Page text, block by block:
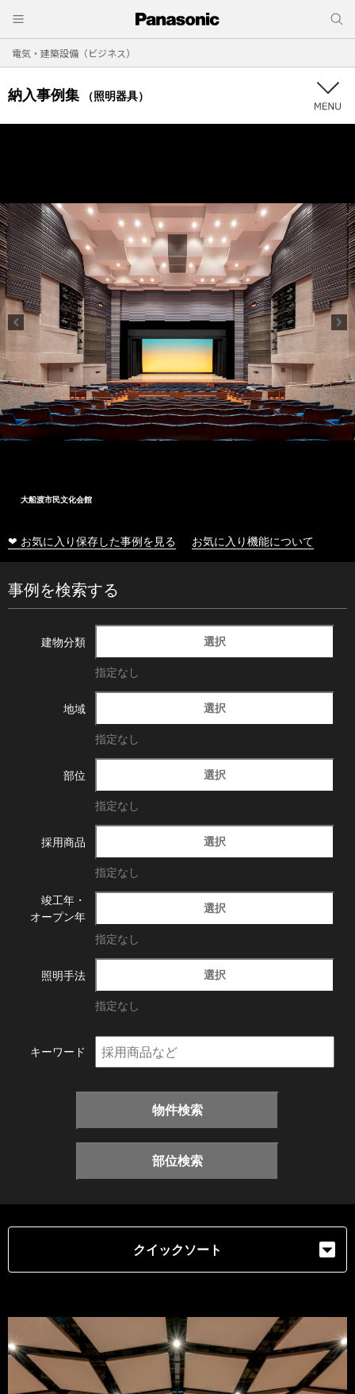
電気・建築設備（ビジネス）
納入事例集 （照明器具）
大船渡市民文化会館
❤ お気に入り保存した事例を見る お気に入り機能について
事例を検索する
建物分類 選択
指定なし
地域 選択
指定なし
部位 選択
指定なし
採用商品 選択
指定なし
竣工年・
オープン年
選択
指定なし
照明手法 選択
指定なし
キーワード
物件検索
部位検索
クイックソート